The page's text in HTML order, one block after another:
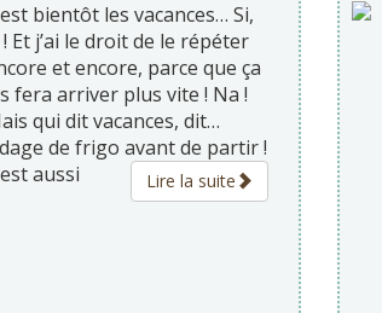
bientôt les vacances… Si,
Et j’ai le droit de le répéter
et encore, parce que ça
fera arriver plus vite ! Na !
qui dit vacances, dit…
de frigo avant de partir !
aussi
Lire la suite